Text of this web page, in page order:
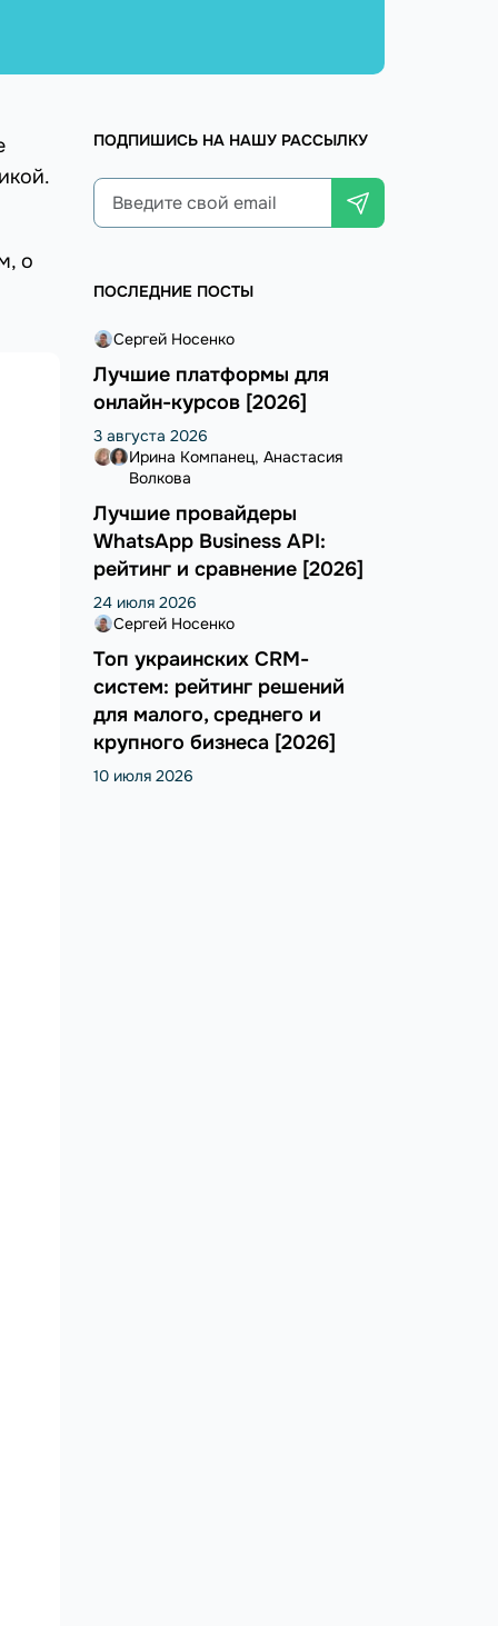
о
ПОДПИШИСЬ НА НАШУ РАССЫЛКУ
ПОСЛЕДНИЕ ПОСТЫ
Сергей Носенко
Лучшие платформы для
онлайн-курсов [2026]
3 августа 2026
Ирина Компанец Анастасия
Волкова
Лучшие провайдеры
WhatsApp Business API:
рейтинг и сравнение [2026]
24 июля 2026
Сергей Носенко
Топ украинских CRM-
систем: рейтинг решений
для малого, среднего и
крупного бизнеса [2026]
10 июля 2026